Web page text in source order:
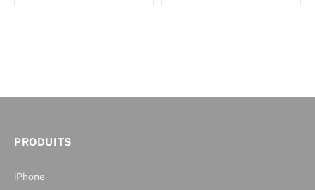
PRODUITS
iPhone